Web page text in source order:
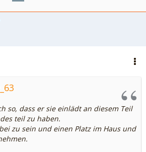
so, dass er sie einlädt an diesem Teil
teil zu haben.
zu sein und einen Platz im Haus und